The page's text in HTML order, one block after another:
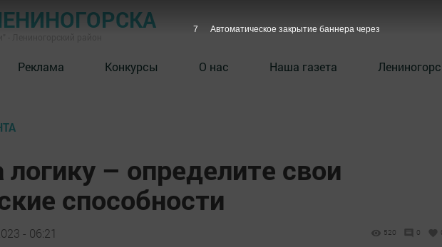
Реклама Конкурсы О нас Наша газета
логику – определите свои
способности
- 06:21 520 0
6 Автоматическое закрытие баннера через